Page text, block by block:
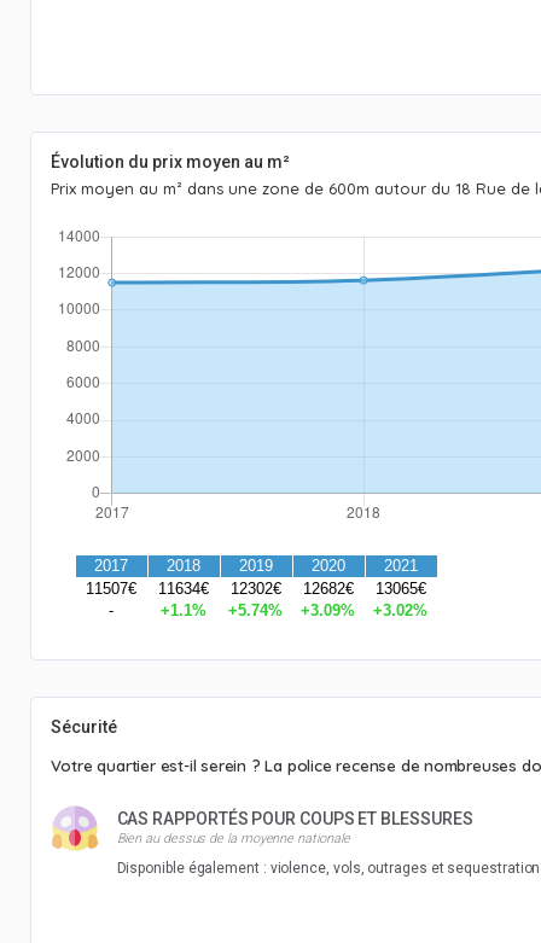
Évolution du prix moyen au m²
Prix moyen au m² dans une zone de 600m autour du 18 Rue de
2017 2018 2019 2020
2021
11507€
11634€ 12302€ 12682€
13065€
-
+1.1% +5.74% +3.09% +3.02%
Sécurité
Votre quartier est-il serein ? La police recense de nombreuses
CAS RAPPORTÉS POUR COUPS ET BLESSURES
Bien au dessus de la moyenne nationale
Disponible également : violence, vols, outrages et